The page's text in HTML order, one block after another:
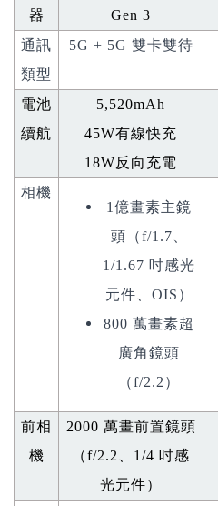
器
Gen 3
通訊
類型
5G + 5G 雙卡雙待
電池
續航
5,520mAh
45W有線快充
18W反向充電
相機
1億畫素主鏡
頭（f/1.7、
1/1.67 吋感光
元件、OIS）
800 萬畫素超
廣角鏡頭
（f/2.2）
前相
機
2000 萬畫前置鏡頭
（f/2.2 1/4 吋感
光元件）